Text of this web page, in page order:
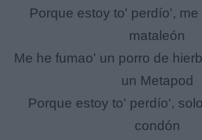
Porque estoy to' perdío',
mataleón
Me he fumao' un porro de
un Metapod
Porque estoy to' perdío',
condón